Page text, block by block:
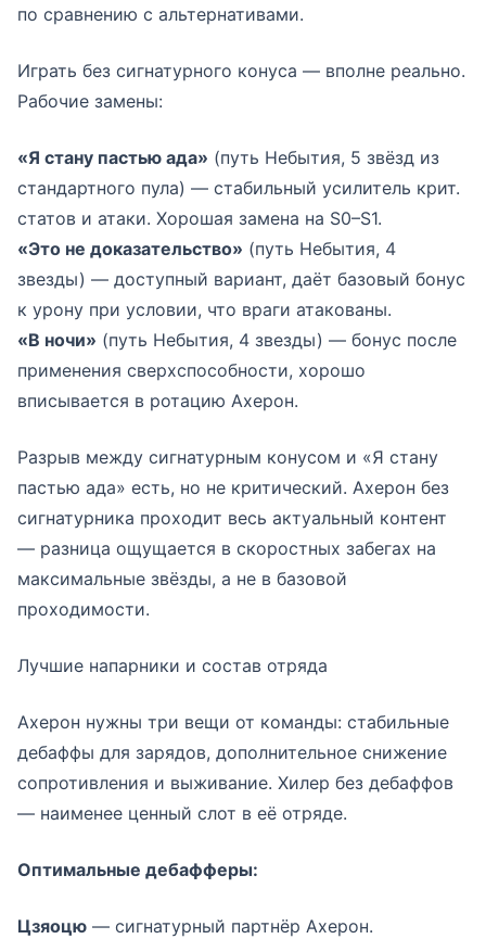
по сравнению с альтернативами.
Играть без сигнатурного конуса — вполне реально.
Рабочие замены:
«Я стану пастью ада» (путь Небытия, 5 звёзд из
стандартного пула) — стабильный усилитель крит.
статов и атаки. Хорошая замена на S0–S1.
«Это не доказательство» (путь Небытия, 4
звезды) — доступный вариант, даёт базовый бонус
к урону при условии, что враги атакованы.
«В ночи» (путь Небытия, 4 звезды) — бонус после
применения сверхспособности, хорошо
вписывается в ротацию Ахерон.
Разрыв между сигнатурным конусом и «Я стану
пастью ада» есть, но не критический. Ахерон без
сигнатурника проходит весь актуальный контент
— разница ощущается в скоростных забегах на
максимальные звёзды, а не в базовой
проходимости.
Лучшие напарники и состав отряда
Ахерон нужны три вещи от команды: стабильные
дебаффы для зарядов, дополнительное снижение
сопротивления и выживание. Хилер без дебаффов
— наименее ценный слот в её отряде.
Оптимальные дебафферы:
Цзяоцю — сигнатурный партнёр Ахерон.